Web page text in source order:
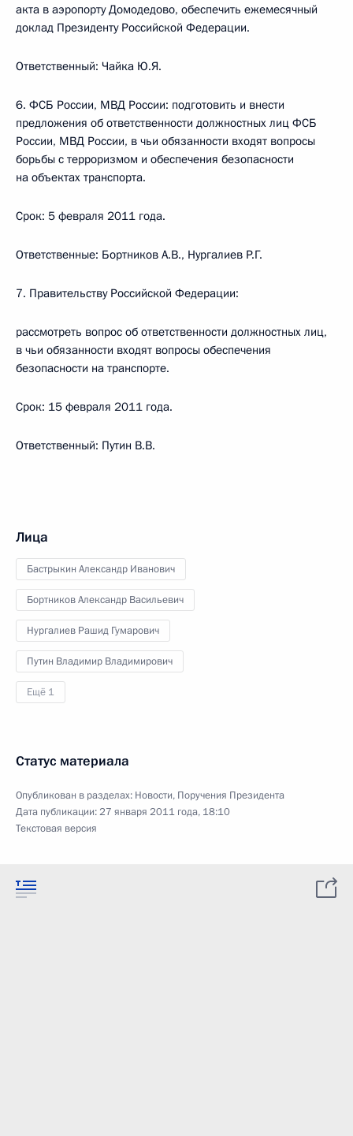
акта в аэропорту Домодедово, обеспечить ежемесячный
доклад Президенту Российской Федерации.
Ответственный: Чайка Ю.Я.
6. ФСБ России, МВД России: подготовить и внести
предложения об ответственности должностных лиц ФСБ
России, МВД России, в чьи обязанности входят вопросы
борьбы с терроризмом и обеспечения безопасности
на объектах транспорта.
Срок: 5 февраля 2011 года.
Ответственные: Бортников А.В., Нургалиев Р.Г.
7. Правительству Российской Федерации:
рассмотреть вопрос об ответственности должностных лиц,
в чьи обязанности входят вопросы обеспечения
безопасности на транспорте.
Срок: 15 февраля 2011 года.
Ответственный: Путин В.В.
Лица
Бастрыкин Александр Иванович
Бортников Александр Васильевич
Нургалиев Рашид Гумарович
Путин Владимир Владимирович
Ещё 1
Статус материала
Опубликован в разделах: Новости, Поручения Президента
Дата публикации:27 января 2011 года, 18:10
Текстовая версия